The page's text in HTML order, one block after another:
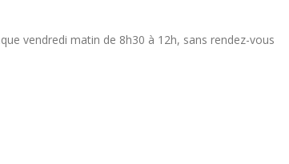
vendredi matin de 8h30 à 12h, sans rendez-vous